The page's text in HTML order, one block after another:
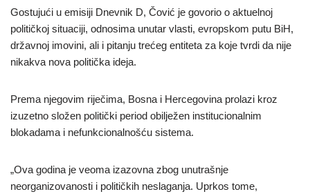
Gostujući u emisiji Dnevnik D, Čović je govorio o aktuelnoj
političkoj situaciji, odnosima unutar vlasti, evropskom putu BiH,
državnoj imovini, ali i pitanju trećeg entiteta za koje tvrdi da nije
nikakva nova politička ideja.
Prema njegovim riječima, Bosna i Hercegovina prolazi kroz
izuzetno složen politički period obilježen institucionalnim
blokadama i nefunkcionalnošću sistema.
„Ova godina je veoma izazovna zbog unutrašnje
neorganizovanosti i političkih neslaganja. Uprkos tome,